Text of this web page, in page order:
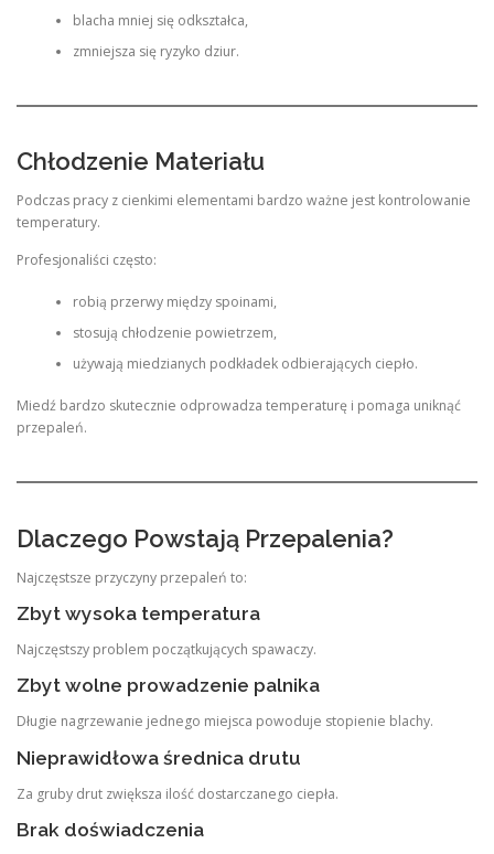
blacha mniej się odkształca,
zmniejsza się ryzyko dziur.
Chłodzenie Materiału
Podczas pracy z cienkimi elementami bardzo ważne jest kontrolowanie
temperatury.
Profesjonaliści często:
robią przerwy między spoinami,
stosują chłodzenie powietrzem,
używają miedzianych podkładek odbierających ciepło.
Miedź bardzo skutecznie odprowadza temperaturę i pomaga uniknąć
przepaleń.
Dlaczego Powstają Przepalenia?
Najczęstsze przyczyny przepaleń to:
Zbyt wysoka temperatura
Najczęstszy problem początkujących spawaczy.
Zbyt wolne prowadzenie palnika
Długie nagrzewanie jednego miejsca powoduje stopienie blachy.
Nieprawidłowa średnica drutu
Za gruby drut zwiększa ilość dostarczanego ciepła.
Brak doświadczenia